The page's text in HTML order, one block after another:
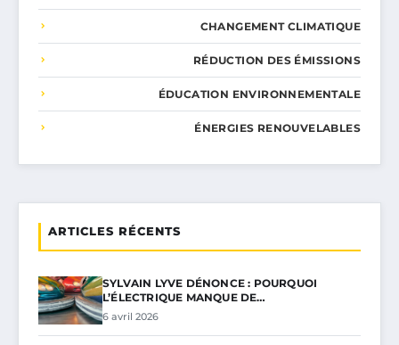
CHANGEMENT CLIMATIQUE
RÉDUCTION DES ÉMISSIONS
ÉDUCATION ENVIRONNEMENTALE
ÉNERGIES RENOUVELABLES
ARTICLES RÉCENTS
SYLVAIN LYVE DÉNONCE : POURQUOI
L’ÉLECTRIQUE MANQUE DE…
6 avril 2026